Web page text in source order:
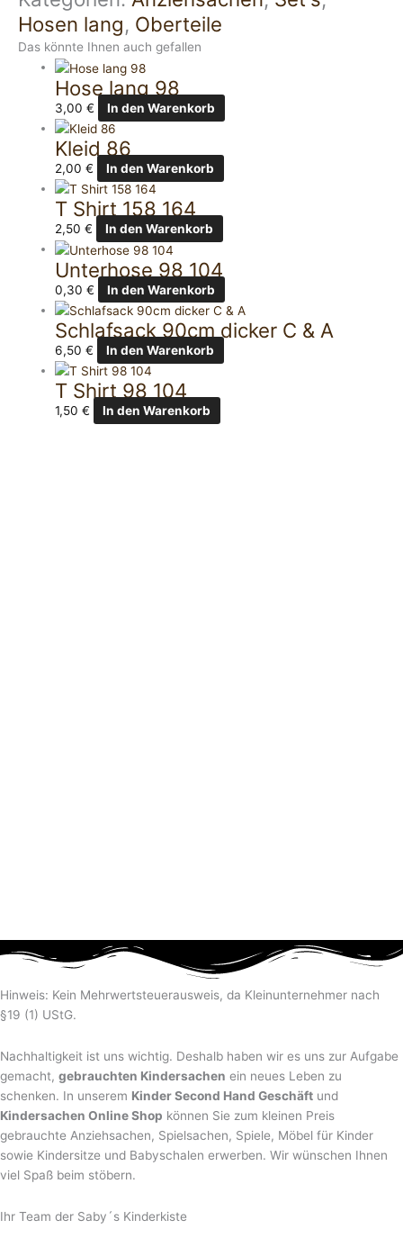
Hosen lang, Oberteile
Das könnte Ihnen auch gefallen
Hose lang 98
3,00€ In den Warenkorb
Kleid 86
2,00€ In den Warenkorb
T Shirt 158 164
2,50€ In den Warenkorb
Unterhose 98 104
0,30€ In den Warenkorb
Schlafsack 90cm dicker C & A
6,50€ In den Warenkorb
T Shirt 98 104
1,50€ In den Warenkorb
Hinweis: Kein Mehrwertsteuerausweis, da Kleinunternehmer nach
§19 (1) UStG.
Nachhaltigkeit ist uns wichtig. Deshalb haben wir es uns zur Aufgabe
gemacht, gebrauchten Kindersachen ein neues Leben zu
schenken. In unserem Kinder Second Hand Geschäft und
Kindersachen Online Shop können Sie zum kleinen Preis
gebrauchte Anziehsachen, Spiel­sachen, Spiele, Möbel für Kinder
sowie Kindersitze und Babyschalen erwerben. Wir wünschen Ihnen
viel Spaß beim stöbern.
Ihr Team der Saby´s Kinderkiste